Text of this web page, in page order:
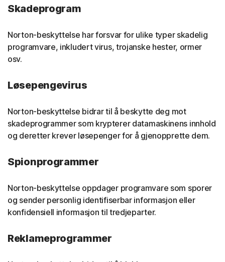
Skadeprogram
Norton-beskyttelse har forsvar for ulike typer skadelig
programvare, inkludert virus, trojanske hester, ormer
osv.
Løsepengevirus
Norton-beskyttelse bidrar til å beskytte deg mot
skadeprogrammer som krypterer datamaskinens innhold
og deretter krever løsepenger for å gjenopprette dem.
Spionprogrammer
Norton-beskyttelse oppdager programvare som sporer
og sender personlig identifiserbar informasjon eller
konfidensiell informasjon til tredjeparter.
Reklameprogrammer